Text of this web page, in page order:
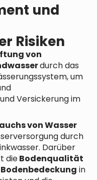
und
Risiken
von
durch das
um
Versickerung im
von Wasser
durch
Darüber
dieBodenqualität
in